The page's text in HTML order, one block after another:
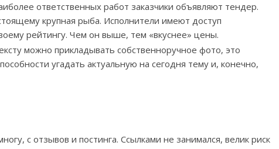
ответственных работ заказчики объявляют тендер.
крупная рыба. Исполнители имеют доступ
рейтингу. Чем он выше, тем «вкуснее» цены.
можно прикладывать собственноручное фото, это
угадать актуальную на сегодня тему и, конечно,
с отзывов и постинга. Ссылками не занимался, велик риск